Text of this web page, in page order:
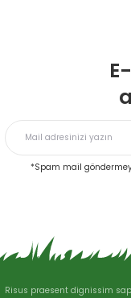
Görüş ve önerileriniz
Ürün resmi kalitesiz,
Ürün bilgilerinde
Bu ürüne benzer
*Spam mail
Risus praesent dignissim